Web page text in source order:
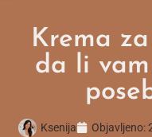
Krema
da li
Ksenija Objavljeno: